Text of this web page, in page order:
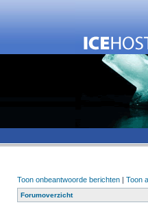
Toon onbeantwoorde berichten | Toon
Forumoverzicht